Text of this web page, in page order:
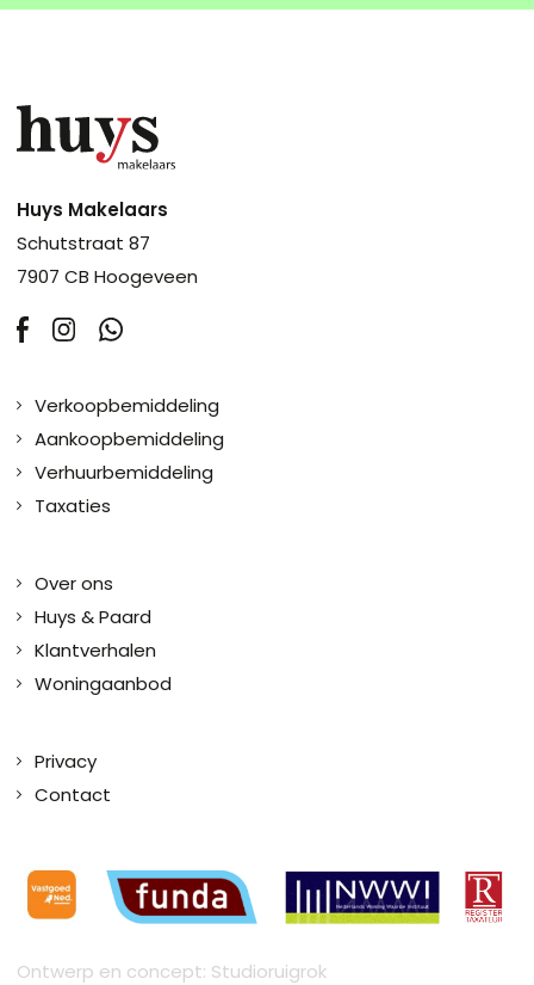
Huys Makelaars
Schutstraat 87
7907 CB Hoogeveen
Verkoopbemiddeling
Aankoopbemiddeling
Verhuurbemiddeling
Taxaties
Over ons
Huys & Paard
Klantverhalen
Woningaanbod
Privacy
Contact
Ontwerp en concept: Studioruigrok